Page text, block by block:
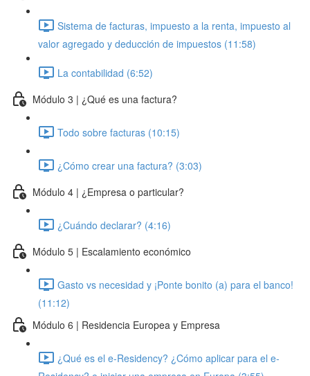
Sistema de facturas, impuesto a la renta, impuesto al
valor agregado y deducción de impuestos (11:58)
La contabilidad (6:52)
Módulo 3 | ¿Qué es una factura?
Todo sobre facturas (10:15)
¿Cómo crear una factura? (3:03)
Módulo 4 | ¿Empresa o particular?
¿Cuándo declarar? (4:16)
Módulo 5 | Escalamiento económico
Gasto vs necesidad y ¡Ponte bonito (a) para el banco!
(11:12)
Módulo 6 | Residencia Europea y Empresa
¿Qué es el e-Residency? ¿Cómo aplicar para el e-